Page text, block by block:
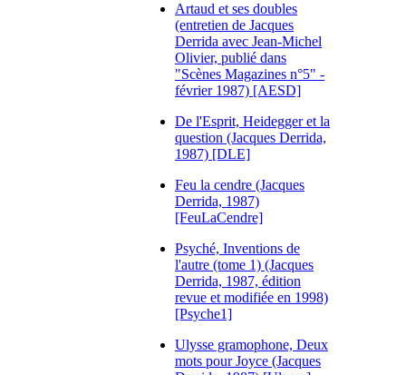
Artaud et ses doubles
(entretien de Jacques
Derrida avec Jean-Michel
Olivier, publié dans
"Scènes Magazines n°5" -
février 1987) [AESD]
De l'Esprit, Heidegger et la
question (Jacques Derrida,
1987) [DLE]
Feu la cendre (Jacques
Derrida, 1987)
[FeuLaCendre]
Psyché, Inventions de
l'autre (tome 1) (Jacques
Derrida, 1987, édition
revue et modifiée en 1998)
[Psyche1]
Ulysse gramophone, Deux
mots pour Joyce (Jacques